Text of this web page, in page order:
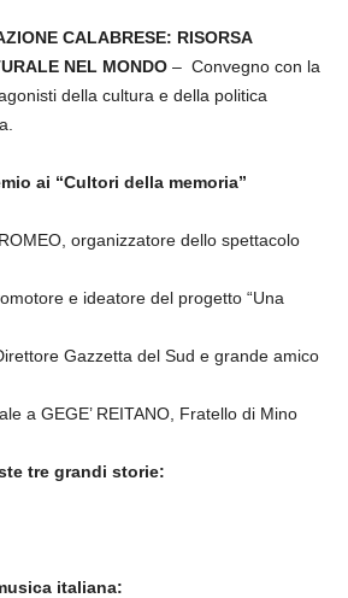
CALABRESE: RISORSA
NEL MONDO – Convegno con la
della cultura e della politica
ai “Cultori della memoria”
organizzatore dello spettacolo
e ideatore del progetto “Una
Gazzetta del Sud e grande amico
a GEGE’ REITANO, Fratello di Mino
tre grandi storie:
italiana: